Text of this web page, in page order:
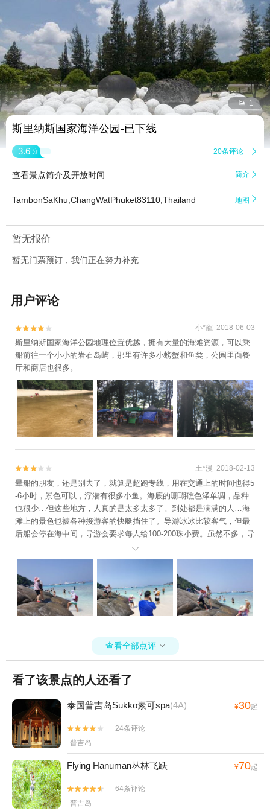
 1
斯里纳斯国家海洋公园-已下线
3.6 分 20条评论 
查看景点简介及开放时间 简介 
TambonSaKhu,ChangWatPhuket83110,Thailand 地图 
暂无报价
暂无门票预订，我们正在努力补充
用户评论

 小*寵 2018-06-03
斯里纳斯国家海洋公园地理位置优越，拥有大量的海滩资源，可以乘
船前往一个小小的岩石岛屿，那里有许多小螃蟹和鱼类，公园里面餐
厅和商店也很多。

 土*漫 2018-02-13
晕船的朋友，还是别去了，就算是超跑专线，用在交通上的时间也得5
-6小时，景色可以，浮潜有很多小鱼。海底的珊瑚礁色泽单调，品种
也很少…但这些地方，人真的是太多太多了。到处都是满满的人…海
滩上的景色也被各种接游客的快艇挡住了。导游冰冰比较客气，但最
后船会停在海中间，导游会要求每人给100-200珠小费。虽然不多，导
游也辛苦，但是是意料之中的费用，大家知道就好。

查看全部点评 
看了该景点的人还看了
泰国普吉岛Sukko素可spa(4A) ¥30起


24条评论
普吉岛
Flying Hanuman丛林飞跃 ¥70起


64条评论
普吉岛